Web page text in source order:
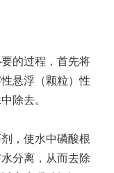
的过程，首先将
悬浮（颗粒）性
除去。
，使水中磷酸根
分离，从而去除